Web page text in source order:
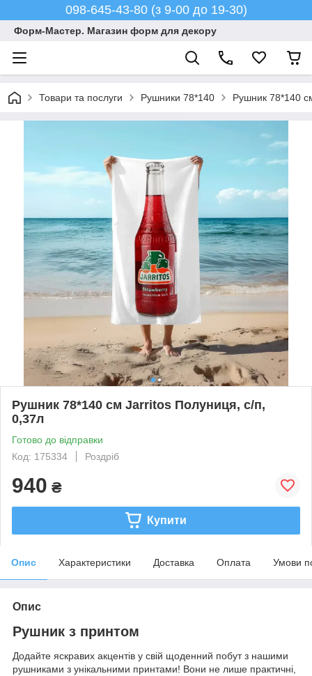
098-645-43-80 (з 9-00 до 19-30)
Форм-Мастер. Магазин форм для декору
Товари та послуги Рушники 78*140 Рушник 78*140
Рушник 78*140 см Jarritos Полуниця, с/п,
0,37л
Готово до відправки
Код: 175334
Роздріб
940 ₴
Купити
Опис Характеристики Доставка Оплата Умови
Опис
Рушник з принтом
Додайте яскравих акцентів у свій щоденний побут з нашими
рушниками з унікальними принтами! Вони не лише практичні,